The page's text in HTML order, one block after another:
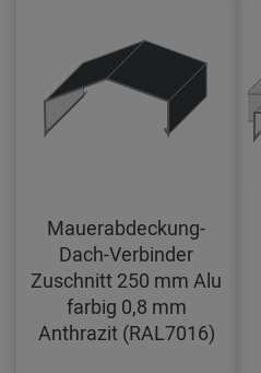
Mauerabdeckung-
Dach-Verbinder
Zuschnitt 250 mm Alu
farbig 0,8 mm
Anthrazit (RAL7016)